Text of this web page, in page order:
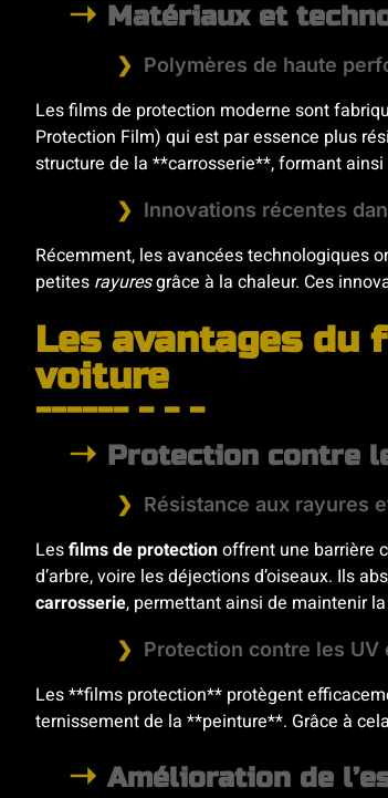
Matériaux et
Polymères de haute
Les films de protection moderne sont
Protection Film) qui est par essence plus
structure de la **carrosserie**, formant
Innovations récentes
Récemment, les avancées technologiques
petites rayuresgrâce à la chaleur. Ces
Les avantages
voiture
Protection contre
Résistance aux rayures
Lesfilms de protectionoffrent une barrière
d’arbre, voire les déjections d’oiseaux. Ils
carrosserie, permettant ainsi de maintenir
Protection contre les UV
Les **films protection** protègent
ternissement de la **peinture**. Grâce à
Amélioration de